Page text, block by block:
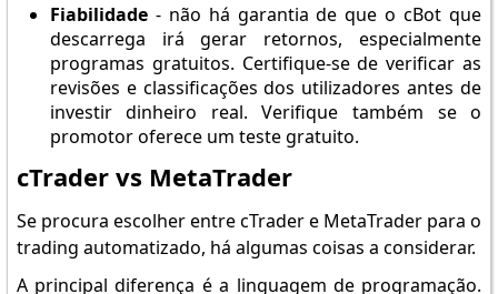
Fiabilidade- não há garantia de que o cBot que
descarrega irá gerar retornos, especialmente
programas gratuitos. Certifique-se de verificar as
revisões e classificações dos utilizadores antes de
investir dinheiro real. Verifique também se o
promotor oferece um teste gratuito.
cTrader vs MetaTrader
Se procura escolher entre cTrader e MetaTrader para o
trading automatizado, há algumas coisas a considerar.
A principal diferença é a linguagem de programação.